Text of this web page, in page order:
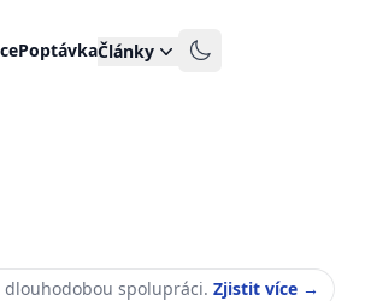
PoptávkaČlánky Toggle dark mode
spolupráci. Zjistit více →